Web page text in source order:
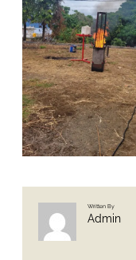
Written By
Admin